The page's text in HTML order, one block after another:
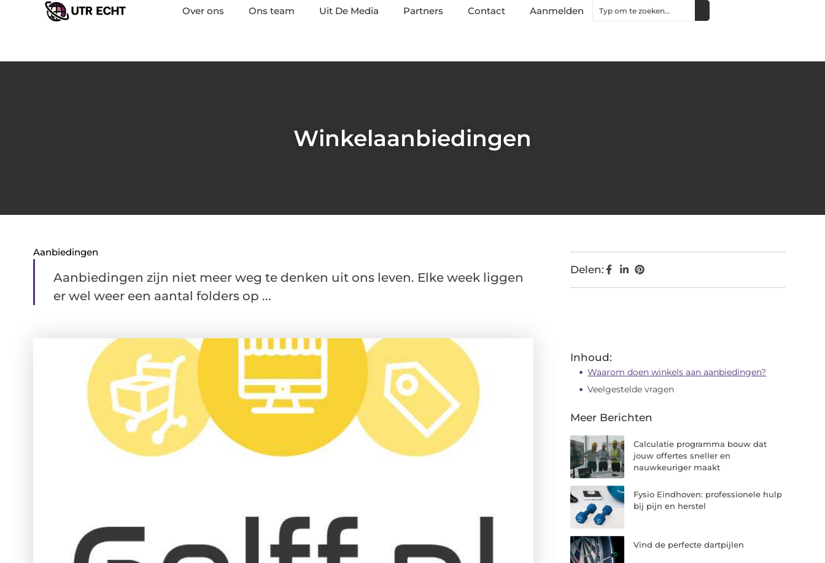
Over ons Ons team Uit De Media Partners Contact Aanmelden
Winkelaanbiedingen
Aanbiedingen
Aanbiedingen zijn niet meer weg te denken uit ons leven. Elke week liggen
er wel weer een aantal folders op ...
Delen:
Inhoud:
Waarom doen winkels aan aanbiedingen?
Veelgestelde vragen
Meer Berichten
Calculatie programma bouw dat
jouw offertes sneller en
nauwkeuriger maakt
Fysio Eindhoven: professionele hulp
bij pijn en herstel
Vind de perfecte dartpijlen